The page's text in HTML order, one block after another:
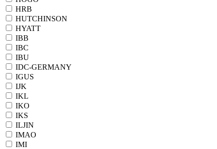
HRB
HUTCHINSON
HYATT
IBB
IBC
IBU
IDC-GERMANY
IGUS
IJK
IKL
IKO
IKS
ILJIN
IMAO
IMI